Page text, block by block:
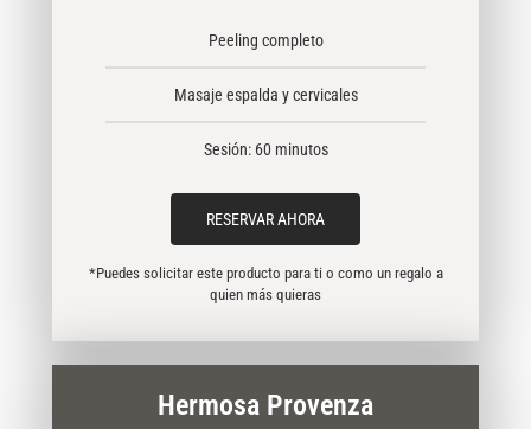
Peeling completo
Masaje espalda y cervicales
Sesión: 60 minutos
RESERVAR AHORA
*Puedes solicitar este producto para ti o como un regalo a
quien más quieras
Hermosa Provenza